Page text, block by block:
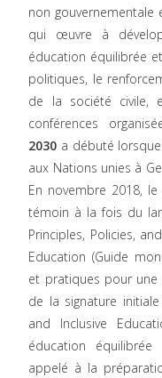
non gouvernementale
qui œuvre à
éducation équilibrée
politiques, le
de la société civile,
conférences
2030 a débuté
aux Nations unies à
En novembre 2018, le
témoin à la fois du
Principles, Policies,
Education (Guide
et pratiques pour une
de la signature initiale
and Inclusive
éducation
appelé à la